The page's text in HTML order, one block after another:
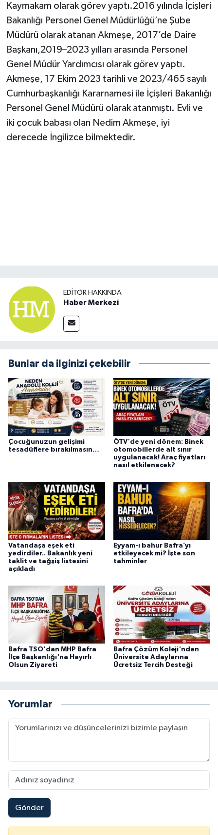
Kaymakam olarak görev yaptı.2016 yılında İçişleri
Bakanlığı Personel Genel Müdürlüğü’ne Şube
Müdürü olarak atanan Akmeşe, 2017’de Daire
Başkanı,2019–2023 yılları arasında Personel
Genel Müdür Yardımcısı olarak görev yaptı.
Akmeşe, 17 Ekim 2023 tarihli ve 2023/465 sayılı
Cumhurbaşkanlığı Kararnamesi ile İçişleri Bakanlığı
Personel Genel Müdürü olarak atanmıştı. Evli ve
iki çocuk babası olan Nedim Akmeşe, iyi
derecede İngilizce bilmektedir.
EDITÖR HAKKINDA
Haber Merkezi
Bunlar da ilginizi çekebilir
Çocuğunuzun gelişimi
tesadüflere bırakılmasın…
ÖTV'de yeni dönem: Binek
otomobillerde alt sınır
uygulanacak! Araç fiyatları
nasıl etkilenecek?
Vatandaşa eşek eti
yedirdiler.. Bakanlık yeni
taklit ve tağşiş listesini
açıkladı
Eyyam-ı bahur Bafra’yı
etkileyecek mi? İşte son
tahminler
Bafra TSO'dan MHP Bafra
İlçe Başkanlığı'na Hayırlı
Olsun Ziyareti
Bafra Çözüm Koleji'nden
Üniversite Adaylarına
Ücretsiz Tercih Desteği
Yorumlar
Gönder